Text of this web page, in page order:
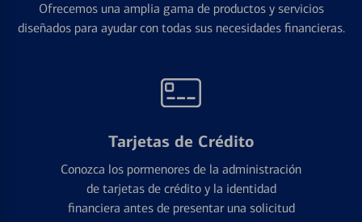
Ofrecemos una amplia gama de productos y servicios
diseñados para ayudar con todas sus necesidades financieras.
Tarjetas de Crédito
Conozca los pormenores de la administración
de tarjetas de crédito y la identidad
financiera antes de presentar una solicitud